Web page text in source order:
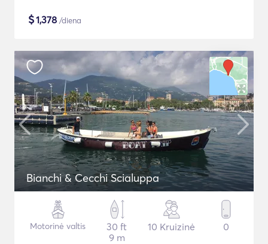
$1,378 /diena
Bianchi & Cecchi Scialuppa
Motorinė valtis
30 ft
9 m
10 Kruizinė 0